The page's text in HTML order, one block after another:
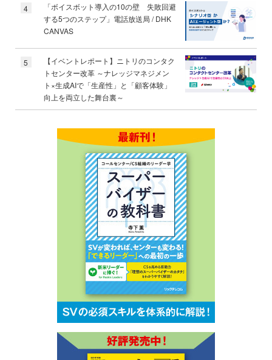
4
「ボイスボット導入の10の壁 失敗回避
する5つのステップ」電話放送局 / DHK
CANVAS
5
【イベントレポート】ニトリのコンタク
トセンター改革 ～ナレッジマネジメン
ト×生成AIで「生産性」と「顧客体験」
向上を両立した舞台裏～